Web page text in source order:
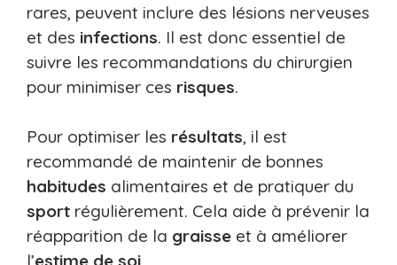
rares, peuvent inclure des lésions nerveuses
et des infections. Il est donc essentiel de
suivre les recommandations du chirurgien
pour minimiser ces risques.
Pour optimiser les résultats, il est
recommandé de maintenir de bonnes
habitudes alimentaires et de pratiquer du
sport régulièrement. Cela aide à prévenir la
réapparition de la graisse et à améliorer
l’estime de soi